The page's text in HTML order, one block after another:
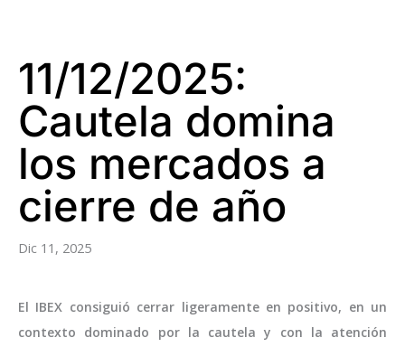
11/12/2025:
Cautela domina
los mercados a
cierre de año
Dic 11, 2025
El IBEX consiguió cerrar ligeramente en positivo, en un
contexto dominado por la cautela y con la atención